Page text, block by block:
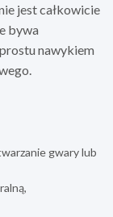
jest całkowicie
bywa
nawykiem
gwary lub